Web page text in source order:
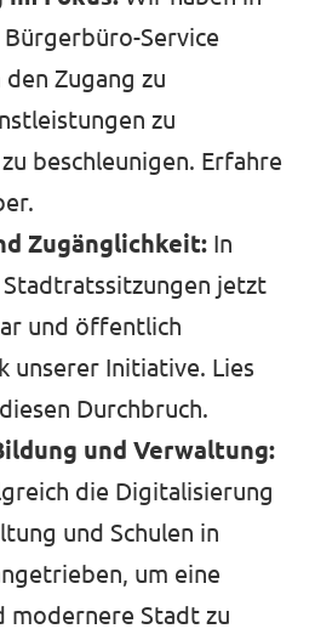
Service
Zugang zu
zu
beschleunigen. Erfahre
Zugänglichkeit: In
jetzt
und öffentlich
unserer Initiative. Lies
Durchbruch.
und Verwaltung:
die Digitalisierung
und Schulen in
um eine
modernere Stadt zu